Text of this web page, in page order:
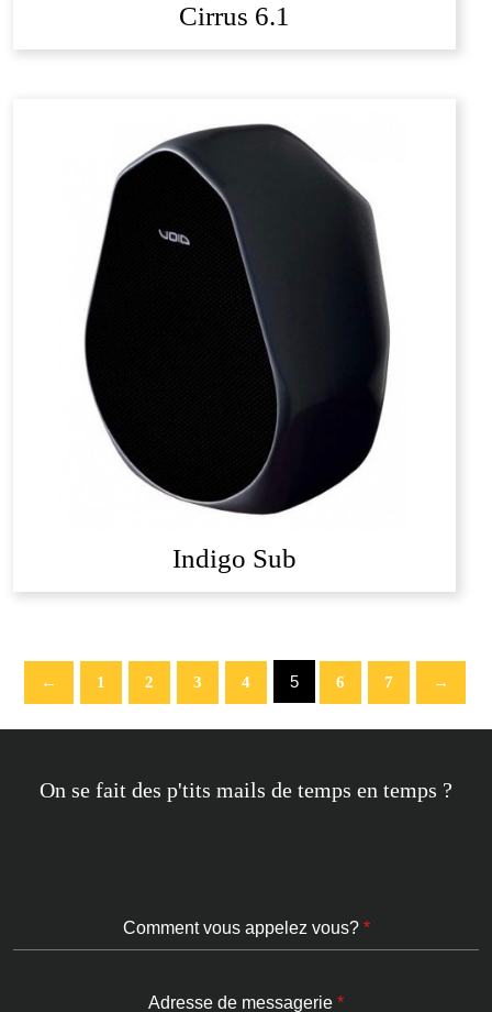
Cirrus 6.1
Indigo Sub
← 1 2 3 4 5 6 7 →
On se fait des p'tits mails de temps en temps ?
Comment vous appelez vous? *
Adresse de messagerie *